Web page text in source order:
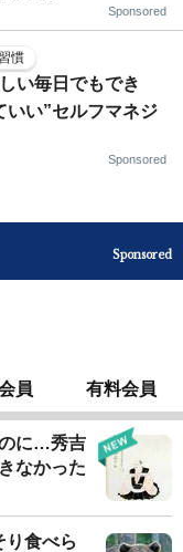
Sponsored
慣
い毎日でもでき
いい”セルフマネジ
Sponsored
Sponsored
員 有料会員
に…秀吉
なかった
り食べら